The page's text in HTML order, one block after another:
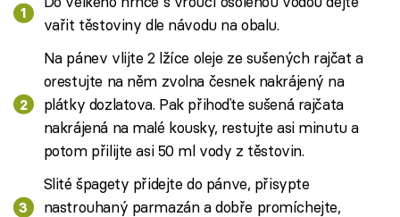
vařit těstoviny dle návodu na obalu.
Na pánev vlijte 2 lžíce oleje ze sušených rajčat a
orestujte na něm zvolna česnek nakrájený na
plátky dozlatova. Pak přihoďte sušená rajčata
nakrájená na malé kousky, restujte asi minutu a
potom přilijte asi 50 ml vody z těstovin.
Slité špagety přidejte do pánve, přisypte
nastrouhaný parmazán a dobře promíchejte,